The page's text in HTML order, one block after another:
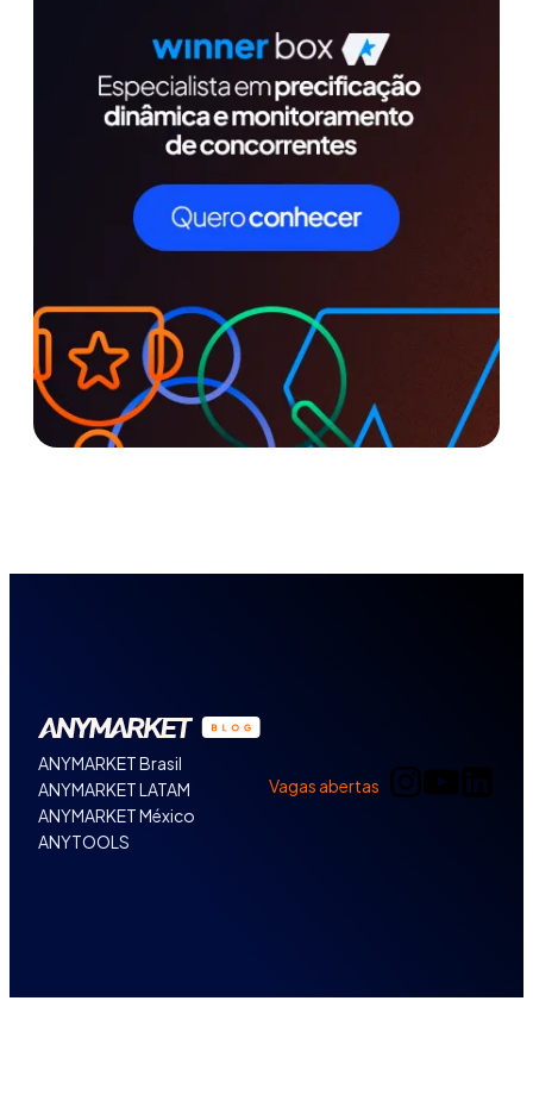
ANYMARKET Brasil
ANYMARKET LATAM
ANYMARKET México
ANYTOOLS
Vagas abertas